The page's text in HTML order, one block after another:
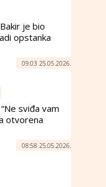
je bio
opstanka
09:03 25.05.2026.
sviđa vam
otvorena
08:58 25.05.2026.